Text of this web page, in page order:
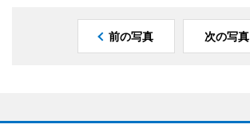
前の写真 次の写真